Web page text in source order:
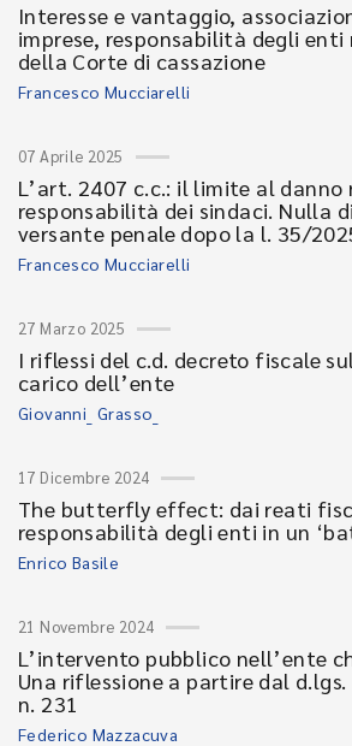
Interesse e vantaggio,
imprese, responsabilità degli
della Corte di cassazione
Francesco Mucciarelli
07 Aprile 2025
L’art. 2407 c.c.: il limite al danno
responsabilità dei sindaci. Nulla
versante penale dopo la l. 35/
Francesco Mucciarelli
27 Marzo 2025
I riflessi del c.d. decreto fiscale
carico dell’ente
Giovanni_ Grasso_
17 Dicembre 2024
The butterfly effect: dai reati
responsabilità degli enti in un
Enrico Basile
21 Novembre 2024
L’intervento pubblico nell’ente
Una riflessione a partire dal
n. 231
Federico Mazzacuva